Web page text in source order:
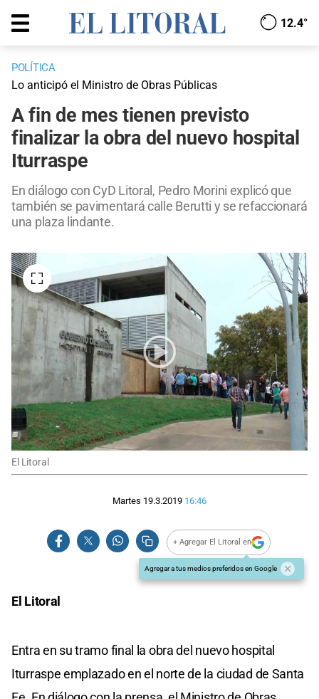
12.4°
POLÍTICA
Lo anticipó el Ministro de Obras Públicas
A fin de mes tienen previsto
finalizar la obra del nuevo hospital
Iturraspe
En diálogo con CyD Litoral, Pedro Morini explicó que
también se pavimentará calle Berutti y se refaccionará
una plaza lindante.
El Litoral
Martes 19.3.2019 16:46
+ Agregar El Litoral en
Agregar a tus medios preferidos en Google
El Litoral
Entra en su tramo final la obra del nuevo hospital
Iturraspe emplazado en el norte de la ciudad de Santa